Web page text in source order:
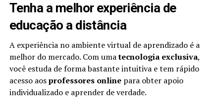
Tenha a melhor experiência de
educação a distância
A experiência no ambiente virtual de aprendizado é a
melhor do mercado. Com umatecnologia exclusiva,
você estuda de forma bastante intuitiva e tem rápido
acesso aosprofessores online para obter apoio
individualizado e aprender de verdade.